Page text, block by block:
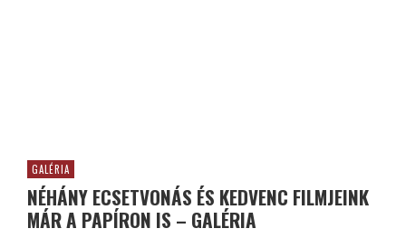
GALÉRIA
NÉHÁNY ECSETVONÁS ÉS KEDVENC FILMJEINK
MÁR A PAPÍRON IS – GALÉRIA